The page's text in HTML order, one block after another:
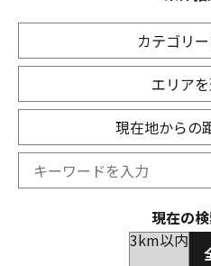
カテゴリ
エリア
現在地からの
現在の
3km以内